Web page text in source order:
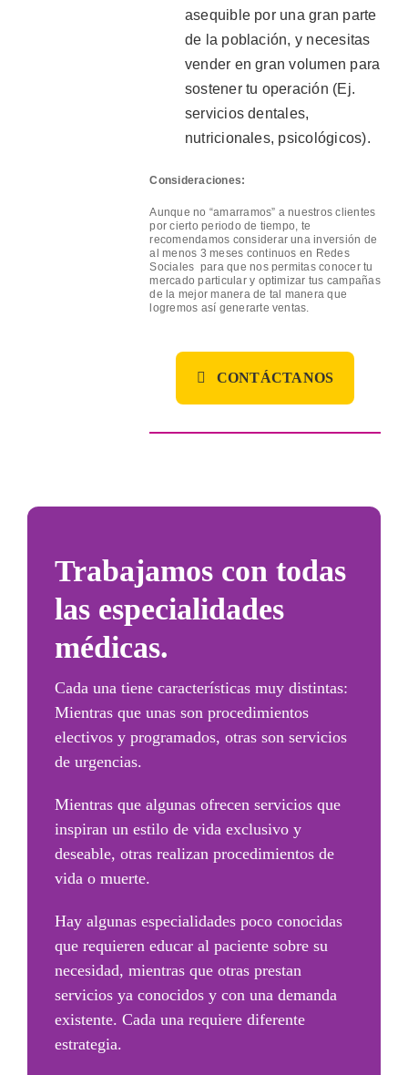
asequible por una gran parte
de la población, y necesitas
vender en gran volumen para
sostener tu operación (Ej.
servicios dentales,
nutricionales, psicológicos).
Consideraciones:
Aunque no “amarramos” a nuestros clientes
por cierto periodo de tiempo, te
recomendamos considerar una inversión de
al menos 3 meses continuos en Redes
Sociales para que nos permitas conocer tu
mercado particular y optimizar tus campañas
de la mejor manera de tal manera que
logremos así generarte ventas.
CONTÁCTANOS
Trabajamos con todas
las especialidades
médicas.
Cada una tiene características muy distintas:
Mientras que unas son procedimientos
electivos y programados, otras son servicios
de urgencias.
Mientras que algunas ofrecen servicios que
inspiran un estilo de vida exclusivo y
deseable, otras realizan procedimientos de
vida o muerte.
Hay algunas especialidades poco conocidas
que requieren educar al paciente sobre su
necesidad, mientras que otras prestan
servicios ya conocidos y con una demanda
existente. Cada una requiere diferente
estrategia.